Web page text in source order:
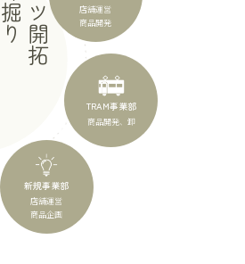
店舗運営
商品開発
TRAM事業部
商品開発、卸
新規事業部
店舗運営
商品企画